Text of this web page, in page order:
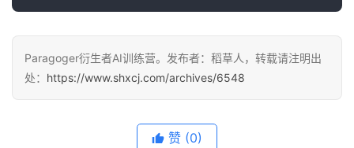
I
课
程
Paragoger衍生者AI训练营。发布者：稻草人，转载请注明出
处： https://www.shxcj.com/archives/6548
赞 (0)